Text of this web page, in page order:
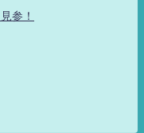
参！